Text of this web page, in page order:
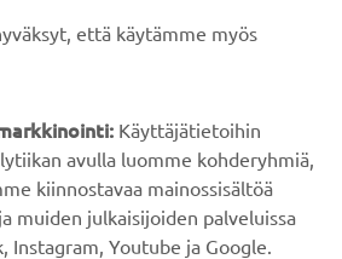
että käytämme myös
Käyttäjätietoihin
avulla luomme kohderyhmiä,
kiinnostavaa mainossisältöä
muiden julkaisijoiden palveluissa
Instagram, Youtube ja Google.